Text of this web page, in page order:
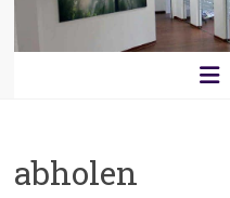
abholen